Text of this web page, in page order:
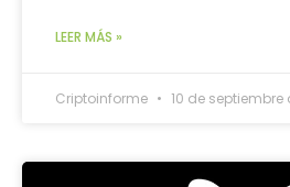
LEER MÁS »
Criptoinforme 10 de septiembre